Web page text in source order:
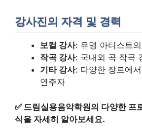
강사진의 자격 및 경력
보컬 강사: 유명 아티스트
작곡 강사: 국내외 곡 작곡
기타 강사: 다양한 장르에
연주자
✅ 드림실용음악학원의 다양한 프
식을 자세히 알아보세요.